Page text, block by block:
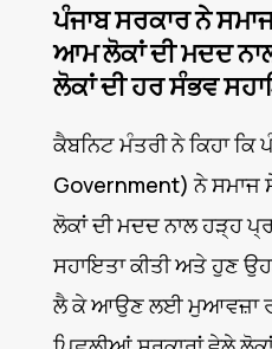
ਪੰਜਾਬ ਸਰਕਾਰ ਨੇ
ਆਮ ਲੋਕਾਂ ਦੀ ਮਦਦ
ਲੋਕਾਂ ਦੀ ਹਰ ਸੰਭਵ
ਕੈਬਨਿਟ ਮੰਤਰੀ ਨੇ ਕਿਹਾ
Government) ਨੇ ਸਮਾਜ
ਲੋਕਾਂ ਦੀ ਮਦਦ ਨਾਲ ਹੜ੍ਹ
ਸਹਾਇਤਾ ਕੀਤੀ ਅਤੇ ਹੁਣ
ਲੈ ਕੇ ਆਉਣ ਲਈ ਮੁਆਵਜ਼ਾ